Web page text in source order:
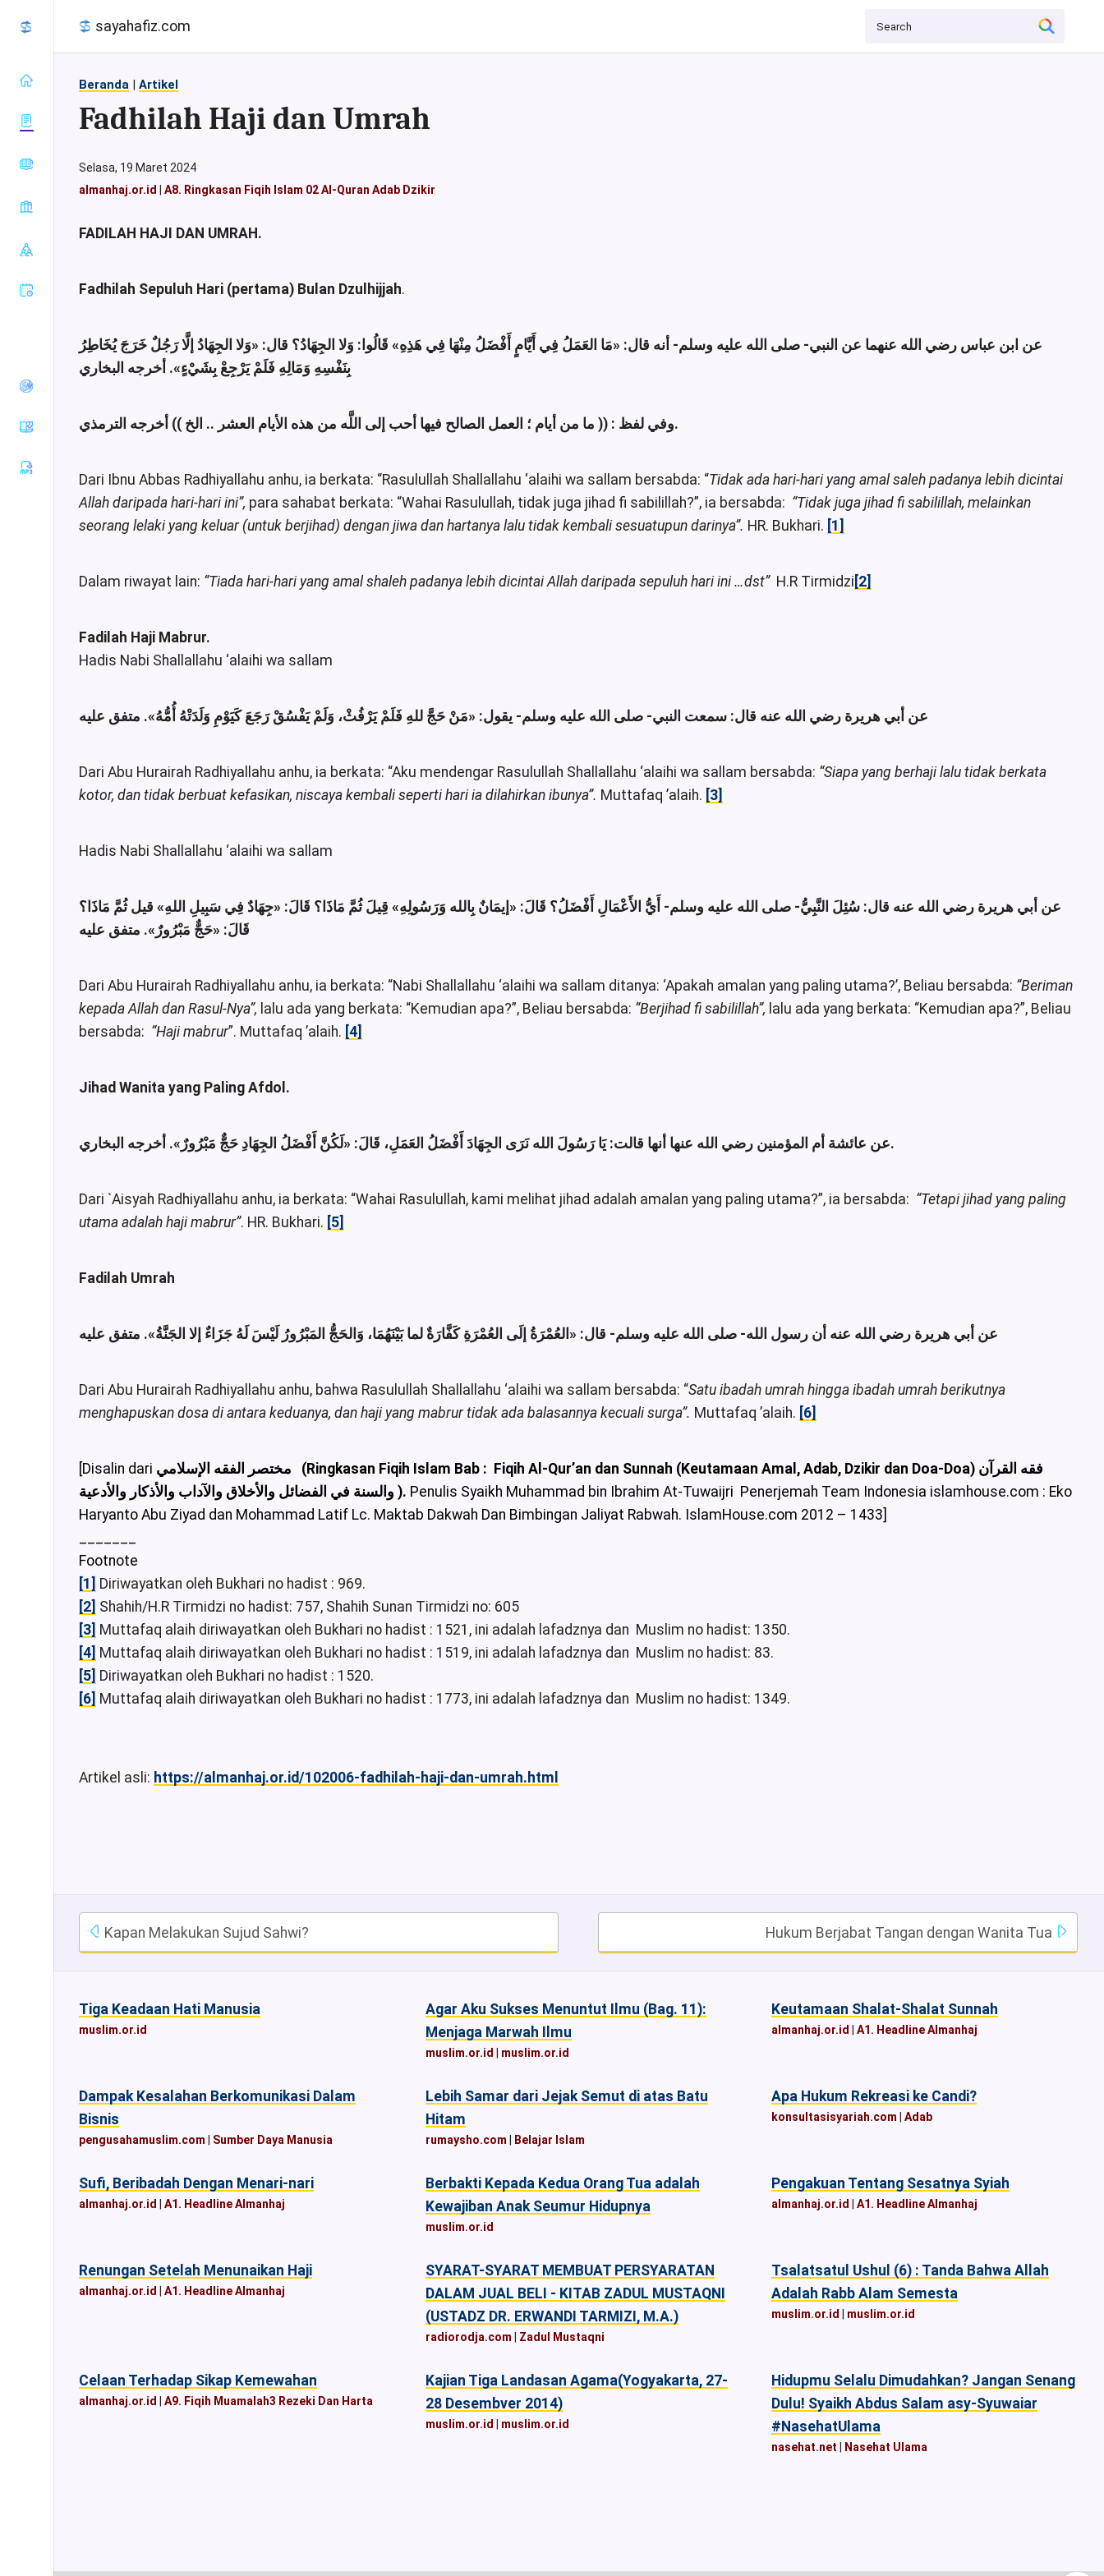
sayahafiz.com
muslim.or.id
rumaysho.com
Sunan Ad-
Beranda | Artikel
Fadhilah Haji dan Umrah
Selasa, 19 Maret 2024
almanhaj.or.id
A8. Ringkasan Fiqih Islam 02 Al-Quran Adab Dzikir
FADILAH HAJI DAN UMRAH.
Fadhilah Sepuluh Hari (pertama) Bulan Dzulhijjah.
عن ابن عباس رضي الله عنهما عن النبي- صلى الله عليه وسلم- أنه قال: «مَا العَمَلُ فِي أَيَّامٍ أَفْضَلُ مِنْهَا فِي هَذِهِ» قَالُوا: وَلا الجِهَادُ؟ قال: «وَلا الجِهَادُ إلَّا رَجُلٌ خَرَجَ يُخَاطِرُ
بِنَفْسِهِ وَمَالِهِ فَلَمْ يَرْجِعْ بِشَيْءٍ». أخرجه البخاري
وفي لفظ : (( ما من أيام ؛ العمل الصالح فيها أحب إلى اللَّه من هذه الأيام العشر .. الخ )) أخرجه الترمذي.
Dari Ibnu Abbas Radhiyallahu anhu, ia berkata: “Rasulullah Shallallahu ‘alaihi wa sallam bersabda: “Tidak ada hari-hari yang amal saleh padanya lebih dicintai
Allah daripada hari-hari ini”, para sahabat berkata: “Wahai Rasulullah, tidak juga jihad fi sabilillah?”, ia bersabda: “Tidak juga jihad fi sabilillah, melainkan
seorang lelaki yang keluar (untuk berjihad) dengan jiwa dan hartanya lalu tidak kembali sesuatupun darinya”. HR. Bukhari. [1]
Dalam riwayat lain: “Tiada hari-hari yang amal shaleh padanya lebih dicintai Allah daripada sepuluh hari ini …dst” H.R Tirmidzi [2]
Fadilah Haji Mabrur.
Hadis Nabi Shallallahu ‘alaihi wa sallam
عن أبي هريرة رضي الله عنه قال: سمعت النبي- صلى الله عليه وسلم- يقول: «مَنْ حَجَّ للهِ فَلَمْ يَرْفُثْ، وَلَمْ يَفْسُقْ رَجَعَ كَيَوْمِ وَلَدَتْهُ أُمُّهُ». متفق عليه
Dari Abu Hurairah Radhiyallahu anhu, ia berkata: “Aku mendengar Rasulullah Shallallahu ‘alaihi wa sallam bersabda: “Siapa yang berhaji lalu tidak berkata
kotor, dan tidak berbuat kefasikan, niscaya kembali seperti hari ia dilahirkan ibunya”. Muttafaq ’alaih. [3]
Hadis Nabi Shallallahu ‘alaihi wa sallam
عن أبي هريرة رضي الله عنه قال: سُئِلَ النَّبِيُّ- صلى الله عليه وسلم- أَيُّ الأَعْمَالِ أَفْضَلُ؟ قَالَ: «إيمَانٌ بِالله وَرَسُولِهِ» قِيلَ ثُمَّ مَاذَا؟ قَالَ: «جِهَادٌ فِي سَبِيلِ اللهِ» قيل ثُمَّ مَاذَا؟
قَالَ: «حَجٌّ مَبْرُورٌ». متفق عليه
Dari Abu Hurairah Radhiyallahu anhu, ia berkata: “Nabi Shallallahu ‘alaihi wa sallam ditanya: ‘Apakah amalan yang paling utama?’, Beliau bersabda: “Beriman
kepada Allah dan Rasul-Nya”, lalu ada yang berkata: “Kemudian apa?”, Beliau bersabda: “Berjihad fi sabilillah”, lalu ada yang berkata: “Kemudian apa?”, Beliau
bersabda: “Haji mabrur”. Muttafaq ’alaih. [4]
Jihad Wanita yang Paling Afdol.
عن عائشة أم المؤمنين رضي الله عنها أنها قالت: يَا رَسُولَ الله نَرَى الجِهَادَ أَفْضَلُ العَمَلِ، قَالَ: «لَكُنَّ أَفْضَلُ الجِهَادِ حَجٌّ مَبْرُورٌ» . أخرجه البخاري.
Dari `Aisyah Radhiyallahu anhu, ia berkata: “Wahai Rasulullah, kami melihat jihad adalah amalan yang paling utama?”, ia bersabda: “Tetapi jihad yang paling
utama adalah haji mabrur”. HR. Bukhari. [5]
Fadilah Umrah
عن أبي هريرة رضي الله عنه أن رسول الله- صلى الله عليه وسلم- قال: «العُمْرَةُ إلَى العُمْرَةِ كَفَّارَةٌ لما بَيْنَهُمَا، وَالحَجُّ المَبْرُورُ لَيْسَ لَهُ جَزَاءٌ إلا الجَنَّةُ». متفق عليه
Dari Abu Hurairah Radhiyallahu anhu, bahwa Rasulullah Shallallahu ‘alaihi wa sallam bersabda: “Satu ibadah umrah hingga ibadah umrah berikutnya
menghapuskan dosa di antara keduanya, dan haji yang mabrur tidak ada balasannya kecuali surga”. Muttafaq ’alaih. [6]
[Disalin dari مختصر الفقه الإسلامي (Ringkasan Fiqih Islam Bab : Fiqih Al-Qur’an dan Sunnah (Keutamaan Amal, Adab, Dzikir dan Doa-Doa) فقه القرآن
والسنة في الفضائل والأخلاق والآداب والأذكار والأدعية ). Penulis Syaikh Muhammad bin Ibrahim At-Tuwaijri Penerjemah Team Indonesia islamhouse.com : Eko
Haryanto Abu Ziyad dan Mohammad Latif Lc. Maktab Dakwah Dan Bimbingan Jaliyat Rabwah. IslamHouse.com 2012 – 1433]
_______
Footnote
[1]
Diriwayatkan oleh Bukhari no hadist : 969.
[2] Shahih/H.R Tirmidzi no hadist: 757, Shahih Sunan Tirmidzi no: 605
[3] Muttafaq alaih diriwayatkan oleh Bukhari no hadist : 1521, ini adalah lafadznya dan Muslim no hadist: 1350.
[4] Muttafaq alaih diriwayatkan oleh Bukhari no hadist : 1519, ini adalah lafadznya dan Muslim no hadist: 83.
[5] Diriwayatkan oleh Bukhari no hadist : 1520.
[6] Muttafaq alaih diriwayatkan oleh Bukhari no hadist : 1773, ini adalah lafadznya dan Muslim no hadist: 1349.
Artikel asli: https://almanhaj.or.id/102006-fadhilah-haji-dan-umrah.html
Kapan Melakukan Sujud Sahwi? Hukum Berjabat Tangan dengan Wanita Tua
Tiga Keadaan Hati Manusia
muslim.or.id
Agar Aku Sukses Menuntut Ilmu (Bag. 11):
Menjaga Marwah Ilmu
muslim.or.id muslim.or.id
Keutamaan Shalat-Shalat Sunnah
almanhaj.or.id |A1. Headline Almanhaj
Dampak Kesalahan Berkomunikasi Dalam
Bisnis
pengusahamuslim.com Sumber Daya Manusia
Lebih Samar dari Jejak Semut di atas Batu
Hitam
rumaysho.com Belajar Islam
Apa Hukum Rekreasi ke Candi?
konsultasisyariah.com |Adab
Sufi, Beribadah Dengan Menari-nari
almanhaj.or.id A1. Headline Almanhaj
Berbakti Kepada Kedua Orang Tua adalah
Kewajiban Anak Seumur Hidupnya
muslim.or.id
Pengakuan Tentang Sesatnya Syiah
almanhaj.or.id |A1. Headline Almanhaj
Renungan Setelah Menunaikan Haji
almanhaj.or.id A1. Headline Almanhaj
SYARAT-SYARAT MEMBUAT PERSYARATAN
DALAM JUAL BELI - KITAB ZADUL MUSTAQNI
(USTADZ DR. ERWANDI TARMIZI, M.A.)
radiorodja.com Zadul Mustaqni
Tsalatsatul Ushul (6) : Tanda Bahwa Allah
Adalah Rabb Alam Semesta
muslim.or.id muslim.or.id
Celaan Terhadap Sikap Kemewahan
almanhaj.or.id A9. Fiqih Muamalah3 Rezeki Dan Harta
Kajian Tiga Landasan Agama(Yogyakarta, 27-
28 Desembver 2014)
muslim.or.id muslim.or.id
Hidupmu Selalu Dimudahkan? Jangan Senang
Dulu! Syaikh Abdus Salam asy-Syuwaiar
#NasehatUlama
nasehat.net Nasehat Ulama